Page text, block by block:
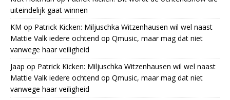
uiteindelijk gaat winnen
KM op Patrick Kicken: Miljuschka Witzenhausen wil wel naast
Mattie Valk iedere ochtend op Qmusic, maar mag dat niet
vanwege haar veiligheid
Jaap op Patrick Kicken: Miljuschka Witzenhausen wil wel naast
Mattie Valk iedere ochtend op Qmusic, maar mag dat niet
vanwege haar veiligheid